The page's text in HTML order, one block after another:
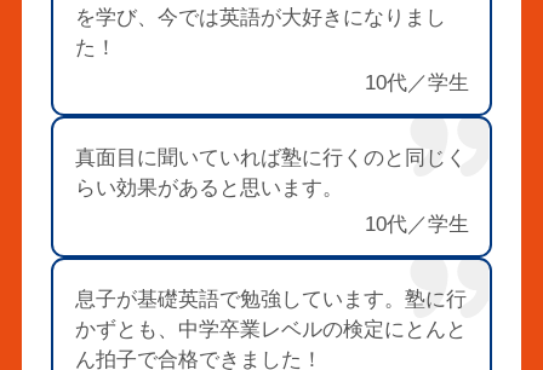
を学び、今では英語が大好きになりまし
た！
10代／学生
真面目に聞いていれば塾に行くのと同じく
らい効果があると思います。
10代／学生
息子が基礎英語で勉強しています。塾に行
かずとも、中学卒業レベルの検定にとんと
ん拍子で合格できました！